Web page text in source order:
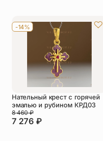
-14%
Нательный крест с горячей
эмалью и рубином КРД03
7 276 ₽
8 460₽